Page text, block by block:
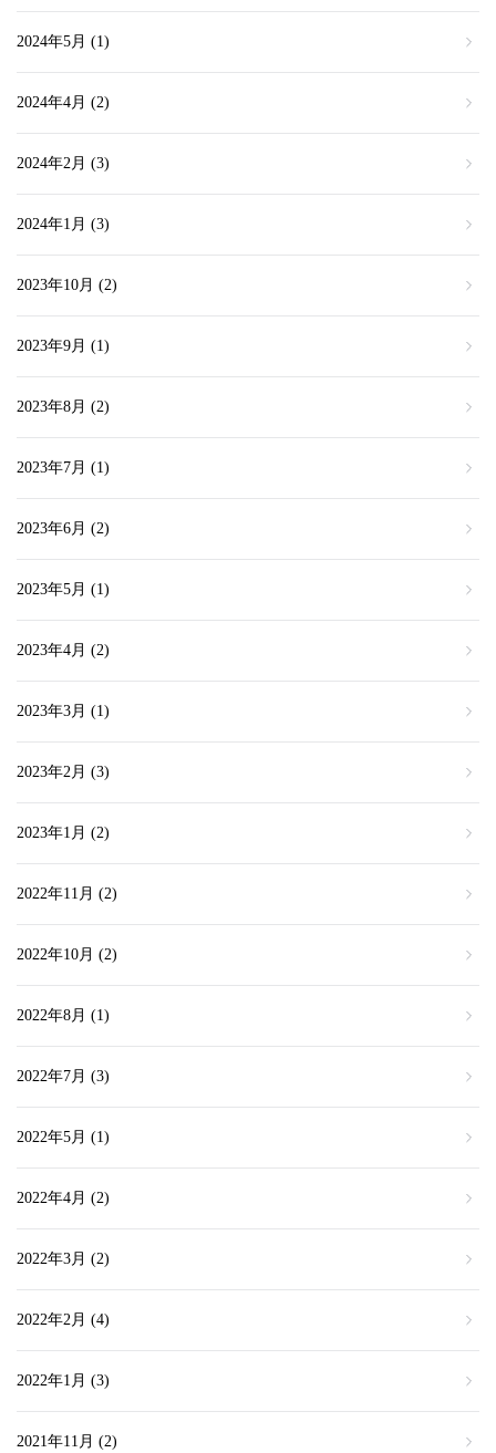
2024年5月 (1)
2024年4月 (2)
2024年2月 (3)
2024年1月 (3)
2023年10月 (2)
2023年9月 (1)
2023年8月 (2)
2023年7月 (1)
2023年6月 (2)
2023年5月 (1)
2023年4月 (2)
2023年3月 (1)
2023年2月 (3)
2023年1月 (2)
2022年11月 (2)
2022年10月 (2)
2022年8月 (1)
2022年7月 (3)
2022年5月 (1)
2022年4月 (2)
2022年3月 (2)
2022年2月 (4)
2022年1月 (3)
2021年11月 (2)